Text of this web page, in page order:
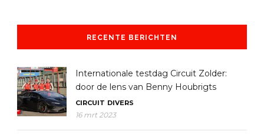
RECENTE BERICHTEN
Internationale testdag Circuit Zolder:
door de lens van Benny Houbrigts
CIRCUIT DIVERS
16 mrt 2023